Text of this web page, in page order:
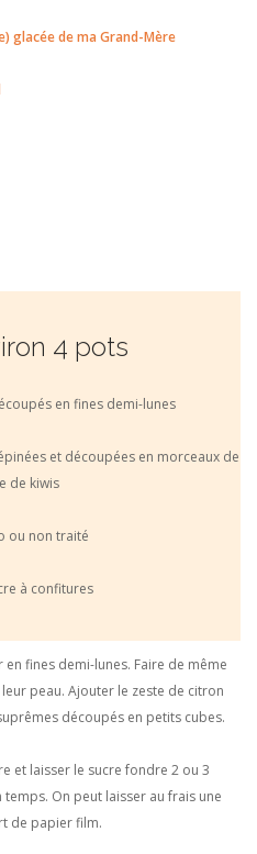
glacée de ma Grand-Mère
4 pots
en fines demi-lunes
et découpées en morceaux de
de kiwis
ou non traité
à confitures
fines demi-lunes. Faire de même
peau. Ajouter le zeste de citron
découpés en petits cubes.
et laisser le sucre fondre 2 ou 3
On peut laisser au frais une
de papier film.